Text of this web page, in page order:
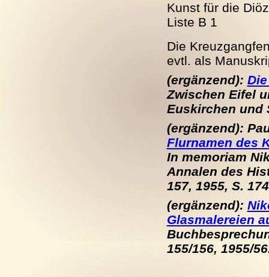
Kunst für die
Liste B 1
Die
evtl. als
(ergänzend):
Zwischen Eifel
Euskirchen und
(ergänzend):
Flurnamen des
In memoriam
Annalen des
157, 1955, S.
(ergänzend):
Glasmalereien
155/156, 1955/